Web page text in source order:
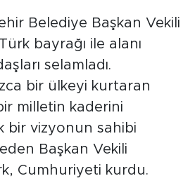
Belediye Başkan Vekili
bayrağı ile alanı
selamladı.
bir ülkeyi kurtaran
milletin kaderini
bir vizyonun sahibi
Başkan Vekili
Cumhuriyeti kurdu.